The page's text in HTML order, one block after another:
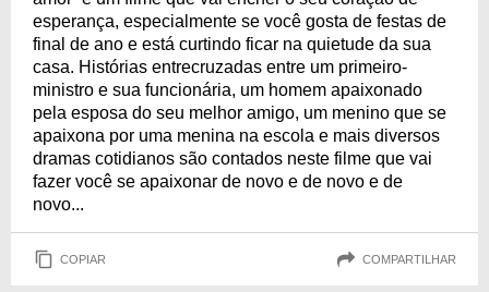
esperança, especialmente se você gosta de festas de
final de ano e está curtindo ficar na quietude da sua
casa. Histórias entrecruzadas entre um primeiro-
ministro e sua funcionária, um homem apaixonado
pela esposa do seu melhor amigo, um menino que se
apaixona por uma menina na escola e mais diversos
dramas cotidianos são contados neste filme que vai
fazer você se apaixonar de novo e de novo e de
novo...
COPIAR COMPARTILHAR